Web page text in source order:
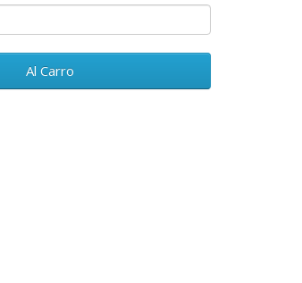
Al Carro